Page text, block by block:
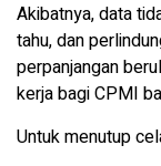
Akibatnya, data
tahu, dan
perpanjangan
kerja bagi CPMI
Untuk menutup